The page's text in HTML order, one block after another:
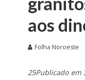
aos
Folha Noroeste
25Publicado em